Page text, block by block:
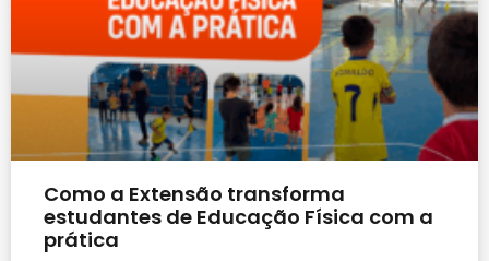
Como a Extensão transforma
estudantes de Educação Física com a
prática